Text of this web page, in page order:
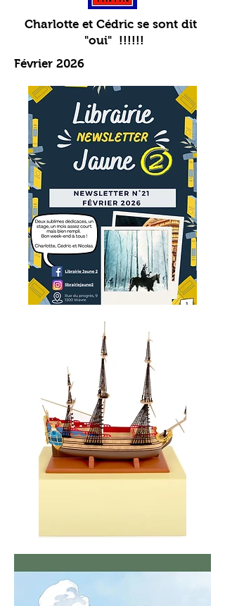
Charlotte et Cédric se sont dit
"oui" !!!!!!
Février 2026